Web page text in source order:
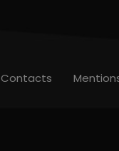
Contacts